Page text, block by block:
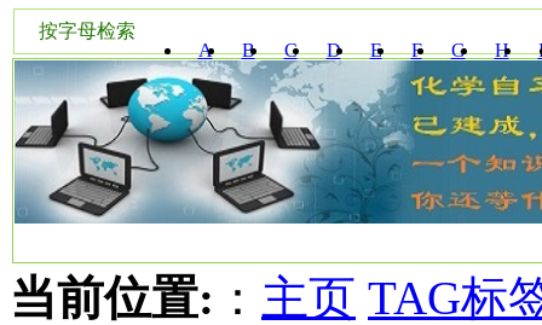
按字母检索
A
B C D E F G H
W Y
当前位置: ： 主页 TAG标